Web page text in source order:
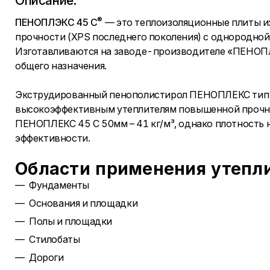
ПЕНОПЛЭКС 45 С® — это теплоизоляционные плиты
прочности (XPS последнего поколения) с
Изготавливаются на заводе-производителе
общего назначения.
Экструдированный пенополистирол ПЕНОПЛЕКС тип
высокоэффективным утеплителям повышенной
ПЕНОПЛЕКС 45 С 50мм – 41 кг/м³, однако плотность
эффективности.
Области применения
Фундаменты
Основания и площадки
Полы и площадки
Стилобаты
Дороги